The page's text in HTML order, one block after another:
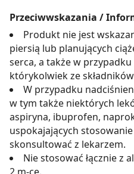
Przeciwwskazania /
Produkt nie jest
piersią lub planujących
serca, a także w
którykolwiek ze
W przypadku
w tym także niektórych
aspiryna, ibuprofen,
uspokajających
skonsultować z lekarzem.
Nie stosować łącznie z